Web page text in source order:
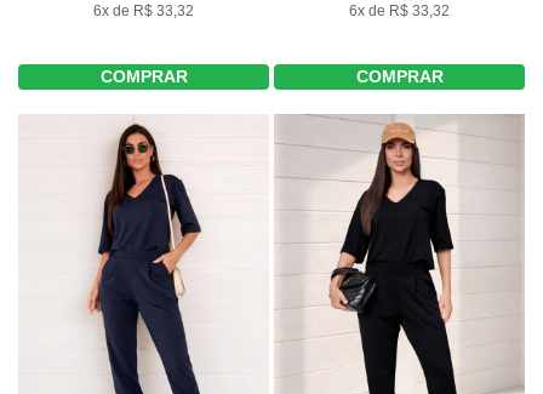
6x de R$ 33,32
COMPRAR
6x de R$ 33,32
COMPRAR